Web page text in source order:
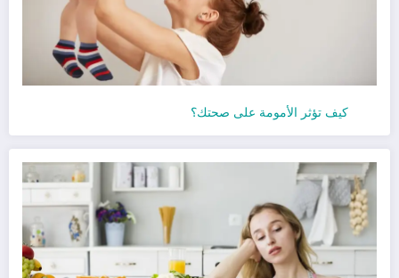
كيف تؤثر الأمومة على صحتك؟